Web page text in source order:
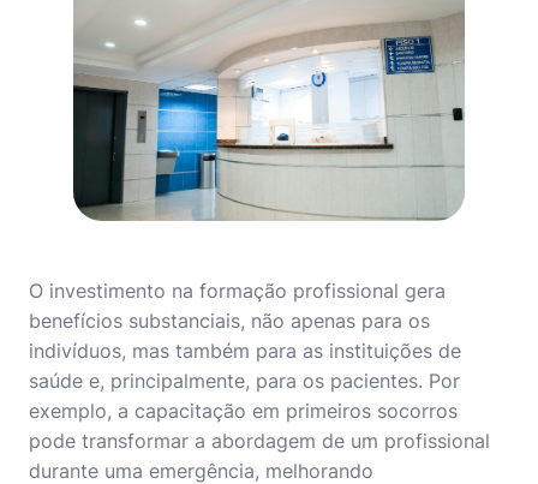
O investimento na formação profissional gera
benefícios substanciais, não apenas para os
indivíduos, mas também para as instituições de
saúde e, principalmente, para os pacientes. Por
exemplo, a capacitação em primeiros socorros
pode transformar a abordagem de um profissional
durante uma emergência, melhorando